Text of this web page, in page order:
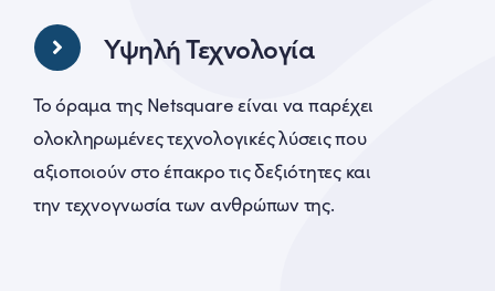
Υψηλή Τεχνολογία
Το όραμα της Netsquare είναι να παρέχει
ολοκληρωμένες τεχνολογικές λύσεις που
αξιοποιούν στο έπακρο τις δεξιότητες και
την τεχνογνωσία των ανθρώπων της.